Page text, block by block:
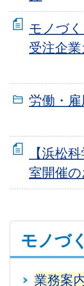
モノづ
受注企
労働・雇
【浜松
室開催の
モノづ
業務案